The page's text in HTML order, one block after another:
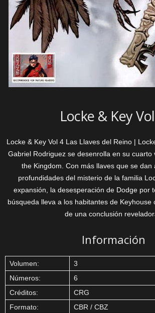
Locke & Key
Locke & Key Vol 4 Las Llaves del Reino |
Gabriel Rodriguez se desenrolla en su cuarto
the Kingdom. Con más llaves que se dan
profundidades del misterio de la familia
expansión, la desesperación de Dodge por
búsqueda lleva a los habitantes de Keyhouse
de una conclusión
Información
Volumen:
3
Números:
6
Créditos:
CRG
Formato:
CBR / CBZ